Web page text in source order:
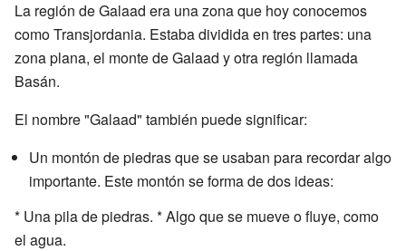
La región de Galaad era una zona que hoy conocemos
como Transjordania. Estaba dividida en tres partes: una
zona plana, el monte de Galaad y otra región llamada
Basán.
El nombre "Galaad" también puede significar:
Un montón de piedras que se usaban para recordar algo
importante. Este montón se forma de dos ideas:
* Una pila de piedras. * Algo que se mueve o fluye, como
el agua.